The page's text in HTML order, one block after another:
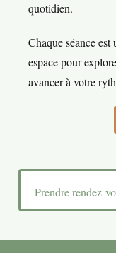
quotidien.
Chaque séance est
espace pour
avancer à votre
Prendre rendez-